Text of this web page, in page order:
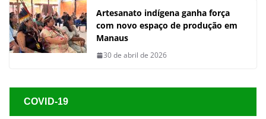
Artesanato indígena ganha força
com novo espaço de produção em
Manaus
30 de abril de 2026
COVID-19